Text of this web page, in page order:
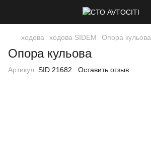
ходова ходова SIDEM Опора кульова
Опора кульова
Артикул: SID 21682 Оставить отзыв